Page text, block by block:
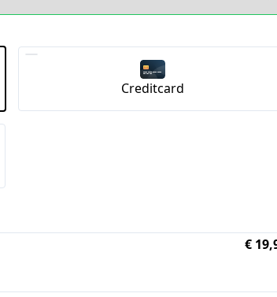
Creditcard
€